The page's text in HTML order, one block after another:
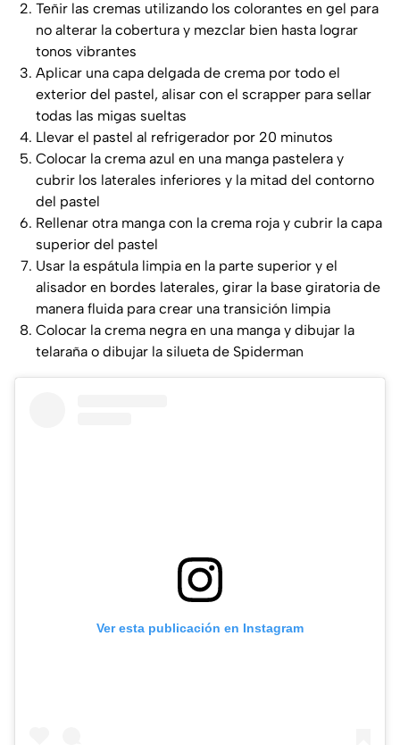
Teñir las cremas utilizando los colorantes en gel para
no alterar la cobertura y mezclar bien hasta lograr
tonos vibrantes
Aplicar una capa delgada de crema por todo el
exterior del pastel, alisar con el scrapper para sellar
todas las migas sueltas
Llevar el pastel al refrigerador por 20 minutos
Colocar la crema azul en una manga pastelera y
cubrir los laterales inferiores y la mitad del contorno
del pastel
Rellenar otra manga con la crema roja y cubrir la capa
superior del pastel
Usar la espátula limpia en la parte superior y el
alisador en bordes laterales, girar la base giratoria de
manera fluida para crear una transición limpia
Colocar la crema negra en una manga y dibujar la
telaraña o dibujar la silueta de Spiderman
Ver esta publicación en Instagram